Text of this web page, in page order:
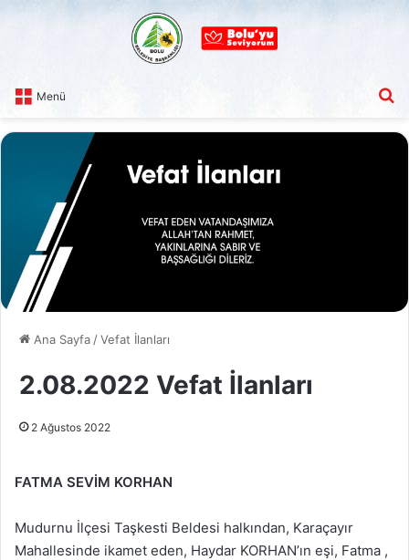
Menü
Ana Sayfa /Vefat İlanları
2.08.2022 Vefat İlanları
2 Ağustos 2022
FATMA SEVİM KORHAN
Mudurnu İlçesi Taşkesti Beldesi halkından, Karaçayır
Mahallesinde ikamet eden, Haydar KORHAN’ın eşi, Fatma ,